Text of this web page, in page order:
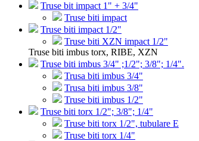
Truse bit impact 1" + 3/4"
Truse biti impact
Truse biti impact 1/2"
Truse biti XZN impact 1/2"
Truse biti imbus torx, RIBE, XZN
Truse biti imbus 3/4" ;1/2"; 3/8"; 1/4".
Trusa biti imbus 3/4"
Trusa biti imbus 3/8"
Truse biti imbus 1/2"
Truse biti torx 1/2"; 3/8"; 1/4"
Truse biti torx 1/2", tubulare E
Truse biti torx 1/4"